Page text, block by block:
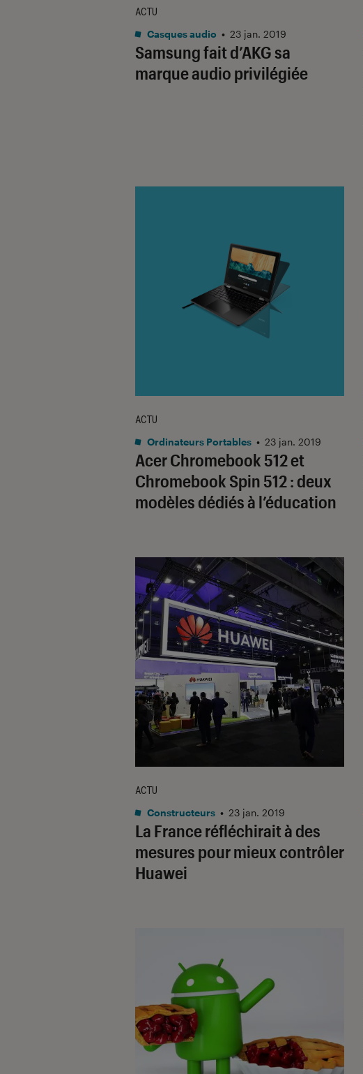
Samsung fait d’AKG sa
marque audio privilégiée
ACTU
Casques audio • 23 jan. 2019
Acer Chromebook 512 et
Chromebook Spin 512 : deux
modèles dédiés à l’éducation
ACTU
Ordinateurs Portables • 23 jan. 2019
La France réfléchirait à des
mesures pour mieux contrôler
Huawei
ACTU
Constructeurs • 23 jan. 2019